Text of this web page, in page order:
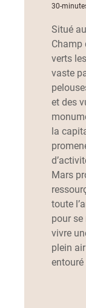
30-
Situé
Champ
verts
vaste
et des
la
Mars
toute
pour se
vivre
plein
entouré